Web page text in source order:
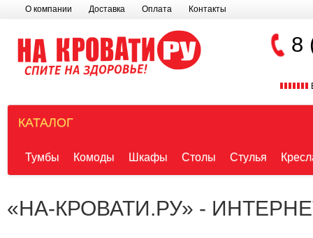
О компании Доставка Оплата Контакты
8
КАТАЛОГ
Тумбы Комоды Шкафы Столы Стулья
«НА-КРОВАТИ.РУ» -